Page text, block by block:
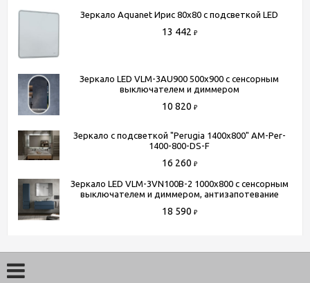
Зеркало Aquanet Ирис 80x80 с подсветкой LED
13 442 ₽
Зеркало LED VLM-3AU900 500x900 c сенсорным
выключателем и диммером
10 820 ₽
Зеркало с подсветкой "Perugia 1400x800" AM-Per-
1400-800-DS-F
16 260 ₽
Зеркало LED VLM-3VN100B-2 1000х800 c сенсорным
выключателем и диммером, антизапотевание
18 590 ₽